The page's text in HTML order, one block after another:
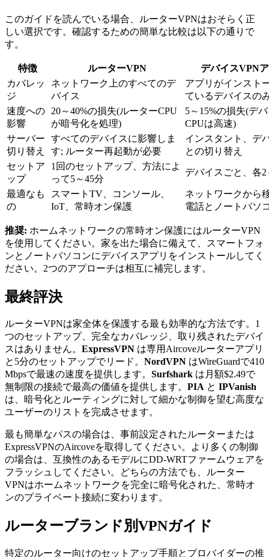
このガイドを読んでいる場合、ルーターVPNはおそらく正
しい選択です。確認するための簡単な比較は以下の通りで
す。
特徴 ルーターVPN
デバイスVPN
カバレッ
ジ
ネットワーク上のすべてのデ
バイス
アプリがインスト
ているデバイスの
速度への
影響
20～40%の損失(ルーターCPU
が暗号化を処理)
5～15%の損失(デ
CPUは高速)
サーバー
切り替え
すべてのデバイスに影響しま
す; ルーター再起動が必要
インスタント、デ
との切り替え
セットア
ップ
1回のセットアップ、方法によ
って5～45分
デバイスごと、各2
最適なも
の
スマートTV、コンソール、
IoT、常時オン保護
ネットワークから
電話とノートパソ
推奨: ホームネットワークの常時オン保護にはルーターVPN
を使用してください。家を出た場合に備えて、スマートフォ
ンとノートパソコンにデバイスアプリをインストールしてく
ださい。2つのアプローチは相互に補完します。
最終評決
ルーターVPNは家全体を保護する最も効率的な方法です。1
つのセットアップ、完全なカバレッジ、取り残されたデバイ
スはありません。 ExpressVPN は専用Aircoveルーターアプリ
と5分のセットアップでリード。 NordVPN はWireGuardで410
Mbpsで最速の速度を提供します。 Surfshark は月額$2.49で
無制限の接続で最高の価値を提供します。 PIA と IPVanish
は、暗号化とルーティングに対して細かな制御を望む高度な
ユーザーのリストを完成させます。
最も簡単なパスの場合は、事前設定されたルーターまたは
ExpressVPNのAircoveを取得してください。より多くの制御
の場合は、互換性のあるモデルにDD-WRTファームウェアを
フラッシュしてください。どちらの方法でも、ルーター
VPNはホームネットワークを完全に暗号化された、常時オ
ンのプライベート接続に変わります。
ルーターブランド別VPNガイド
特定のルーター向けのセットアップ手順とプロバイダーの推